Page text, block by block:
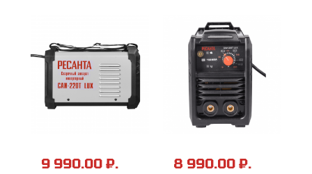
9 990.00 ₽. 8 990.00 ₽.